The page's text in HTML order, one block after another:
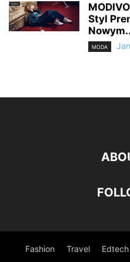
Styl
MODA
Fashion Travel Edtech